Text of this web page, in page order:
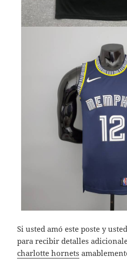
Si usted amó este poste y
para recibir detalles
charlotte hornets